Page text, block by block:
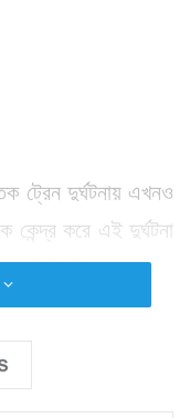
ট্রেন দুর্ঘটনায় এখনও
কেন্দ্র করে এই দুর্ঘটনা
ছিলেন পঞ্জাবের
কিছুটা হলেও জলঘোলা
জল ঢেলে দিলেন
সিধু ঘোষণা করেন,